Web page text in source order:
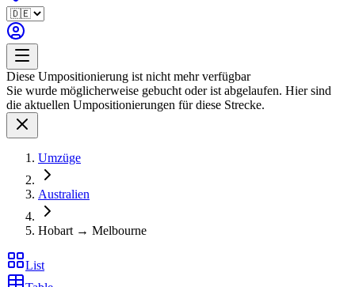
Diese Umpositionierung ist nicht mehr verfügbar
Sie wurde möglicherweise gebucht oder ist abgelaufen. Hier sind
die aktuellen Umpositionierungen für diese Strecke.
Umzüge
Australien
Hobart → Melbourne
List